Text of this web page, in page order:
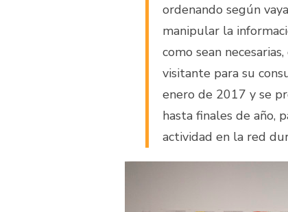
ordenando según
manipular la
como sean
visitante para su
enero de 2017 y se
hasta finales de año,
actividad en la red